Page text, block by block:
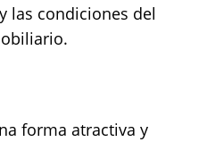
las condiciones del
forma atractiva y